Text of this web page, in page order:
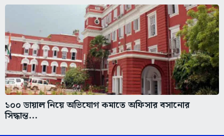
১০০ ডায়াল নিয়ে অভিযোগ কমাতে অফিসার বসানোর
সিদ্ধান্ত...